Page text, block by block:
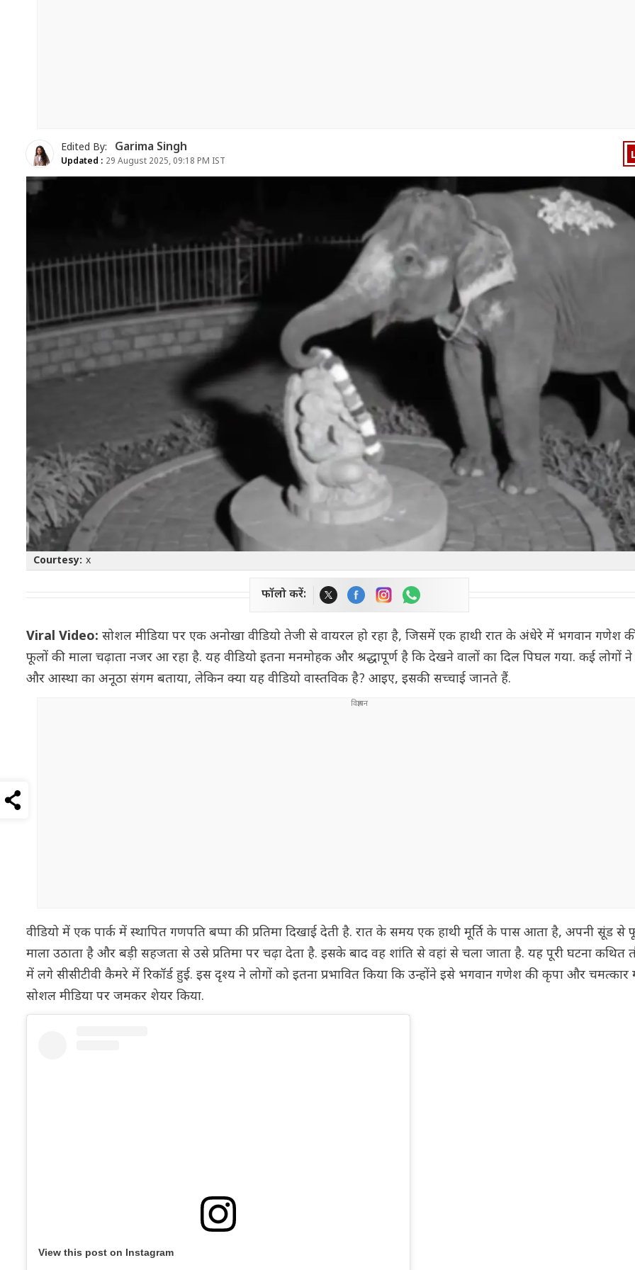
Edited By: Garima Singh
Updated : 29 August 2025, 09:18 PM IST
Courtesy: x
फॉलो करें:
Viral Video: सोशल मीडिया पर एक अनोखा वीडियो तेजी से वायरल हो रहा है, जिसमें एक हाथी रात के अंधेरे में भगवान गणेश की
फूलों की माला चढ़ाता नजर आ रहा है. यह वीडियो इतना मनमोहक और श्रद्धापूर्ण है कि देखने वालों का दिल पिघल गया. कई लोगों ने
और आस्था का अनूठा संगम बताया, लेकिन क्या यह वीडियो वास्तविक है? आइए, इसकी सच्चाई जानते हैं.
वीडियो में एक पार्क में स्थापित गणपति बप्पा की प्रतिमा दिखाई देती है. रात के समय एक हाथी मूर्ति के पास आता है, अपनी सूंड से
माला उठाता है और बड़ी सहजता से उसे प्रतिमा पर चढ़ा देता है. इसके बाद वह शांति से वहां से चला जाता है. यह पूरी घटना कथित
में लगे सीसीटीवी कैमरे में रिकॉर्ड हुई. इस दृश्य ने लोगों को इतना प्रभावित किया कि उन्होंने इसे भगवान गणेश की कृपा और चमत्कार
सोशल मीडिया पर जमकर शेयर किया.
View this post on Instagram